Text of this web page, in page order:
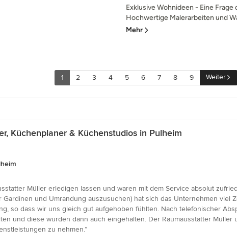
Exklusive Wohnideen - Eine
Hochwertige Malerarbeiten und
Mehr
1 2 3 4 5 6 7 8 9 Weiter
Küchenplaner & Küchenstudios in Pulheim
Müller erledigen lassen und waren mit dem Service absolut
und Umrandung auszusuchen) hat sich das Unternehmen viel
so dass wir uns gleich gut aufgehoben fühlten. Nach telefonischer
und diese wurden dann auch eingehalten. Der Raumausstatter
zu nehmen.”